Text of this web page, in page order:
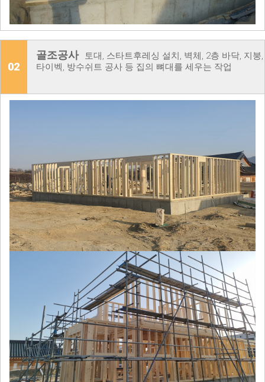
02
골조공사
토대, 스타트후레싱 설치, 벽체, 2층 바닥, 지붕,
타이벡, 방수쉬트 공사 등 집의 뼈대를 세우는 작업